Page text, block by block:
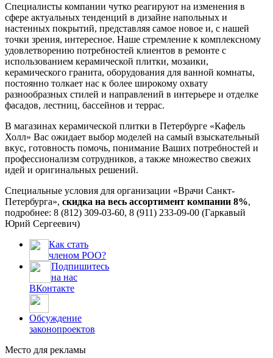
Специалисты компании чутко реагируют на изменения в
сфере актуальных тенденций в дизайне напольных и
настенных покрытий, представляя самое новое и, с нашей
точки зрения, интересное. Наше стремление к комплексному
удовлетворению потребностей клиентов в ремонте с
использованием керамической плитки, мозаики,
керамического гранита, оборудования для ванной комнаты,
постоянно толкает нас к более широкому охвату
разнообразных стилей и направлений в интерьере и отделке
фасадов, лестниц, бассейнов и террас.
В магазинах керамической плитки в Петербурге «Кафель
Холл» Вас ожидает выбор моделей на самый взыскательный
вкус, готовность помочь, понимание Ваших потребностей и
профессионализм сотрудников, а также множество свежих
идей и оригинальных решений.
Специальные условия для организации «Врачи Санкт-
Петербурга», скидка на весь ассортимент компании 8%,
подробнее: 8 (812) 309-03-60, 8 (911) 233-09-00 (Гаркавый
Юрий Сергеевич)
Как стать
членом РОО?
Подпишитесь
на нас
ВКонтакте
Обсуждение
законопроектов
Место для рекламы